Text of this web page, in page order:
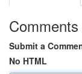
Comments
Submit a
No HTML